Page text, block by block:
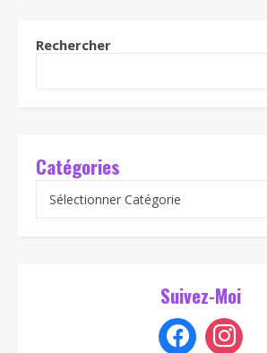
Rechercher
Catégories
Suivez-Moi